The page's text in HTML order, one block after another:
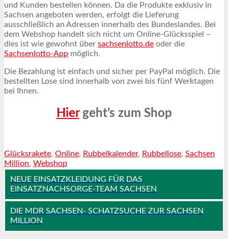
und Kunden bestellen können. Da die Produkte exklusiv in
Sachsen angeboten werden, erfolgt die Lieferung
ausschließlich an Adressen innerhalb des Bundeslandes. Bei
dem Webshop handelt sich nicht um Online-Glücksspiel –
dies ist wie gewohnt über sachsenlotto.de oder die
Sachsenlotto-App möglich.
Die Bezahlung ist einfach und sicher per PayPal möglich. Die
bestellten Lose sind innerhalb von zwei bis fünf Werktagen
bei Ihnen.
Hiergeht’s zum Shop
Glücksrakete, Online, Rubbelkalender, Rubbellose, Sachsen
Million, Webshop
NEUE EINSATZKLEIDUNG FÜR DAS
EINSATZNACHSORGE-TEAM SACHSEN
DIE MDR SACHSEN- SCHATZSUCHE ZUR SACHSEN
MILLION